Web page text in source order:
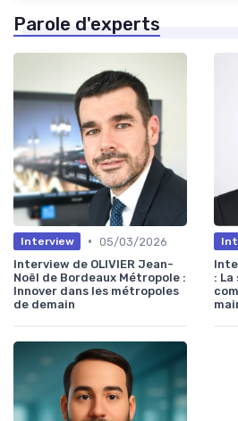
Parole d'experts
Interview • 05/03/2026
Interview de OLIVIER Jean-
Noël de Bordeaux Métropole :
Innover dans les métropoles
de demain
: